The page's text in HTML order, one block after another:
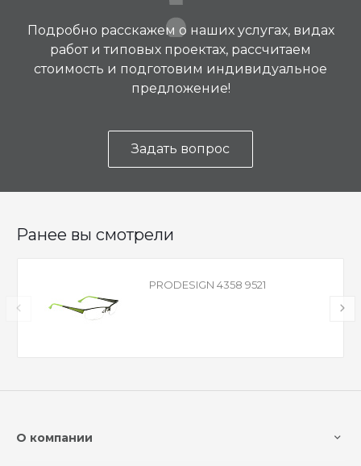
Подробно расскажем о наших услугах, видах
работ и типовых проектах, рассчитаем
стоимость и подготовим индивидуальное
предложение!
Задать вопрос
Ранее вы смотрели
PRODESIGN 4358 9521
О компании